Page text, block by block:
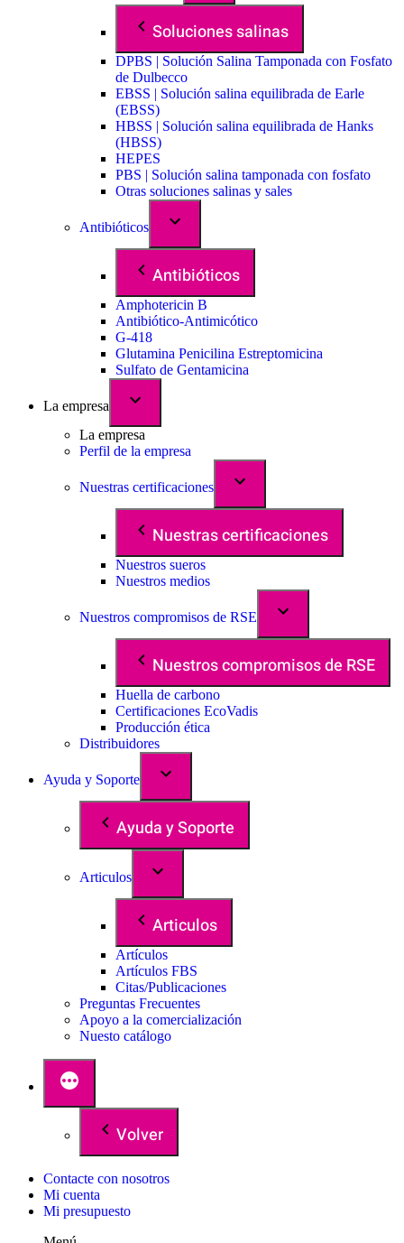
Soluciones salinas
DPBS | Solución Salina Tamponada con Fosfato
de Dulbecco
EBSS | Solución salina equilibrada de Earle
(EBSS)
HBSS | Solución salina equilibrada de Hanks
(HBSS)
HEPES
PBS | Solución salina tamponada con fosfato
Otras soluciones salinas y sales
Antibióticos
Antibióticos
Amphotericin B
Antibiótico-Antimicótico
G-418
Glutamina Penicilina Estreptomicina
Sulfato de Gentamicina
La empresa
La empresa
Perfil de la empresa
Nuestras certificaciones
Nuestras certificaciones
Nuestros sueros
Nuestros medios
Nuestros compromisos de RSE
Nuestros compromisos de RSE
Huella de carbono
Certificaciones EcoVadis
Producción ética
Distribuidores
Ayuda y Soporte
Ayuda y Soporte
Articulos
Articulos
Artículos
Artículos FBS
Citas/Publicaciones
Preguntas Frecuentes
Apoyo a la comercialización
Nuesto catálogo
Volver
Contacte con nosotros
Mi cuenta
Mi presupuesto